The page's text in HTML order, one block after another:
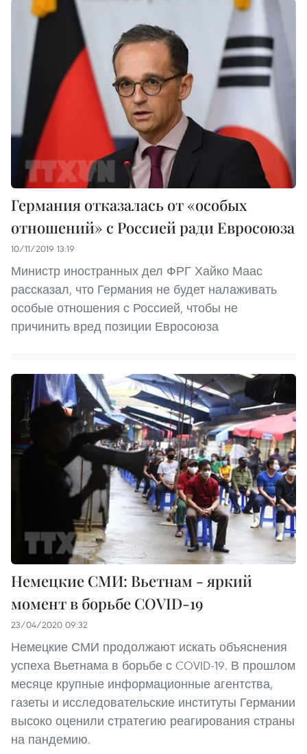
Германия отказалась от «особых
отношений» с Россией ради Евросоюза
10/11/2019 13:19
Министр иностранных дел ФРГ Хайко Маас
рассказал, что Германия не будет налаживать
особые отношения с Россией, чтобы не
причинить вред позиции Евросоюза
Немецкие СМИ: Вьетнам - яркий
момент в борьбе COVID-19
23/04/2020 09:32
Немецкие СМИ продолжают искать объяснения
успеха Вьетнама в борьбе с COVID-19. В прошлом
месяце крупные информационные агентства,
газеты и исследовательские институты Германии
высоко оценили стратегию реагирования страны
на пандемию.